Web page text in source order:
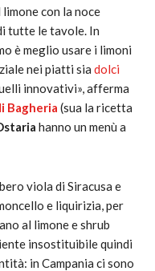
con la noce
tutte le tavole. In
è meglio usare i limoni
nei piatti sia dolci
innovativi», afferma
Bagheria (sua la ricetta
hanno un menù a
viola di Siracusa e
e liquirizia, per
al limone e shrub
insostituibile quindi
in Campania ci sono